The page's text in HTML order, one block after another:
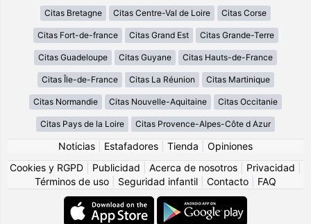
Citas Bretagne Citas Centre-Val de Loire Citas Corse
Citas Fort-de-france Citas Grand Est Citas Grande-Terre
Citas Guadeloupe Citas Guyane Citas Hauts-de-France
Citas Île-de-France Citas La Réunion Citas Martinique
Citas Normandie Citas Nouvelle-Aquitaine Citas Occitanie
Citas Pays de la Loire Citas Provence-Alpes-Côte d Azur
Noticias Estafadores Tienda
Opiniones
Cookies y RGPD
Publicidad Acerca de nosotros Privacidad
Términos de uso
Seguridad infantil Contacto FAQ